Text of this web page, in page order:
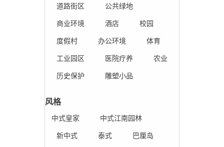
道路街区
公共绿地
商业环境
酒店
校园
度假村
办公环境
体育
工业园区
医院疗养
农业
历史保护
雕塑小品
风格
中式皇家
中式江南园林
新中式
泰式
巴厘岛